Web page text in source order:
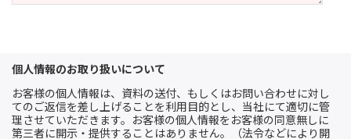
個人情報のお取り扱いについて
お客様の個人情報は、資料の送付、もしくはお問い合わせに対し
てのご返信を差し上げることを利用目的とし、当社にて適切に管
理させていただきます。お客様の個人情報をお客様の同意無しに
第三者に開示・提供することはありません。（法令などにより開